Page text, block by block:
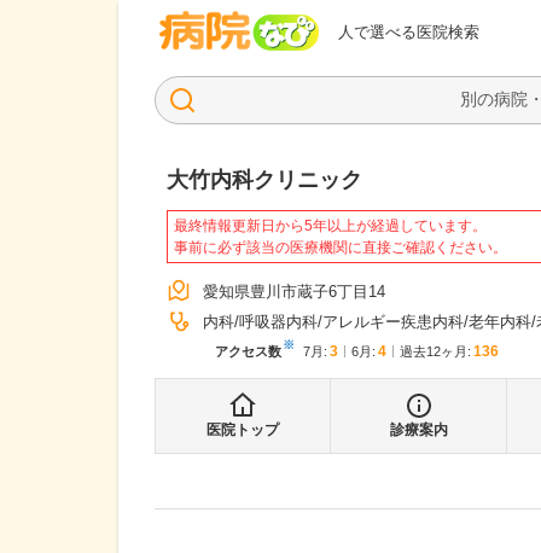
人で選べる医院検索
病院なび
大竹内科クリニック
最終情報更新日から5年以上が経過しています。
事前に必ず該当の医療機関に直接ご確認ください。
愛知県豊川市蔵子6丁目14
内科 呼吸器内科 アレルギー疾患内科 老年内科
アクセス数※ 7月 : 3 6月 : 4 過去12ヶ月: 136
医院トップ 診療案内